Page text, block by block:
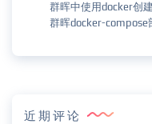
群晖中使用docker创
群晖docker-compose
近期评论